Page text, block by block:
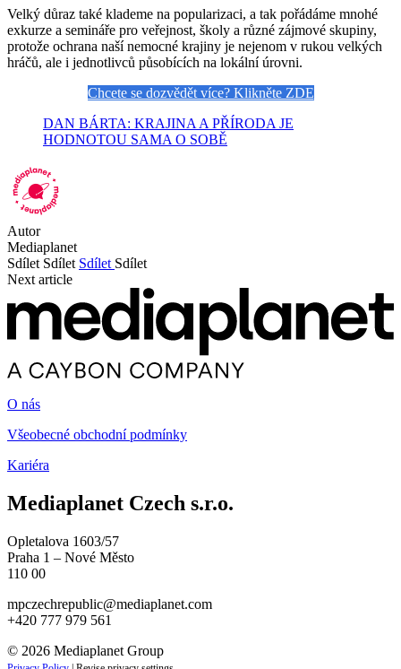
Velký důraz také klademe na popularizaci, a tak pořádáme mnohé
exkurze a semináře pro veřejnost, školy a různé zájmové skupiny,
protože ochrana naší nemocné krajiny je nejenom v rukou velkých
hráčů, ale i jednotlivců působících na lokální úrovni.
Chcete se dozvědět více? Klikněte ZDE
DAN BÁRTA: KRAJINA A PŘÍRODA JE
HODNOTOU SAMA O SOBĚ
Autor
Mediaplanet
Sdílet Sdílet Sdílet Sdílet
Next article
O nás
Všeobecné obchodní podmínky
Kariéra
Mediaplanet Czech s.r.o.
Opletalova 1603/57
Praha 1 – Nové Město
110 00
mpczechrepublic@mediaplanet.com
+420 777 979 561
© 2026 Mediaplanet Group